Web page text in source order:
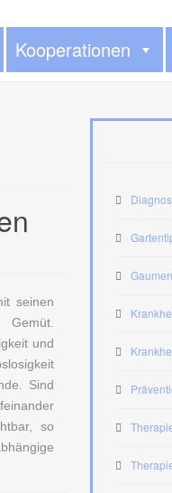
Kooperationen
seinen
und
Sind
so